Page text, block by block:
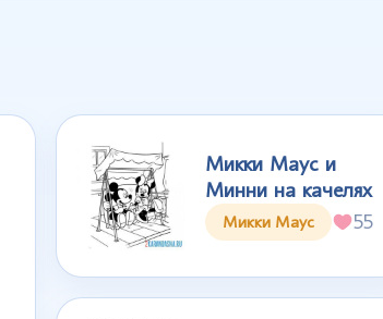
Микки Маус и
Минни на качелях
Микки Маус 55